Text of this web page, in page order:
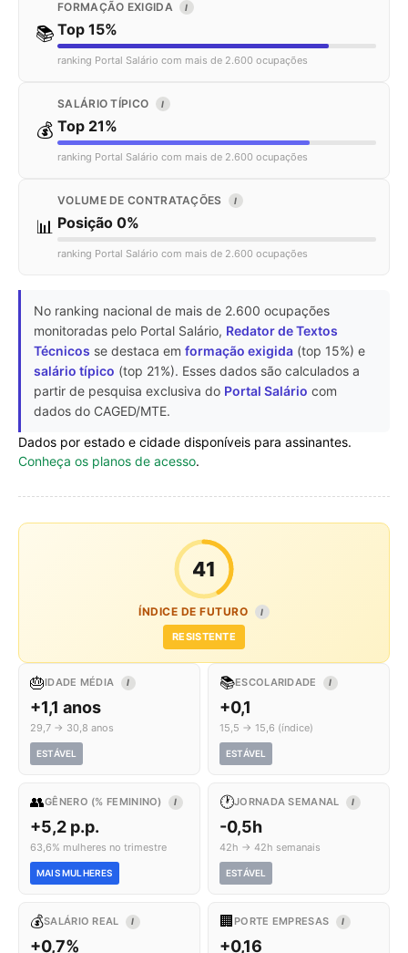
📚
FORMAÇÃO EXIGIDA I
Top 15%
ranking Portal Salário com mais de 2.600 ocupações
💰
SALÁRIO TÍPICO I
Top 21%
ranking Portal Salário com mais de 2.600 ocupações
📊
VOLUME DE CONTRATAÇÕES I
Posição 0%
ranking Portal Salário com mais de 2.600 ocupações
No ranking nacional de mais de 2.600 ocupações
monitoradas pelo Portal Salário, Redator de Textos
Técnicos se destaca em formação exigida (top 15%) e
salário típico (top 21%). Esses dados são calculados a
partir de pesquisa exclusiva do Portal Salário com
dados do CAGED/MTE.
Dados por estado e cidade disponíveis para assinantes.
Conheça os planos de acesso.
41
ÍNDICE DE FUTURO I
RESISTENTE
🎂IDADE MÉDIA I
+1,1 anos
29,7 → 30,8 anos
ESTÁVEL
📚ESCOLARIDADE I
+0,1
15,5 → 15,6 (índice)
ESTÁVEL
👥GÊNERO (% FEMININO) I
+5,2 p.p.
63,6% mulheres no trimestre
MAIS MULHERES
🕐JORNADA SEMANAL I
-0,5h
42h → 42h semanais
ESTÁVEL
💰SALÁRIO REAL I
+0,7%
🏢 PORTE EMPRESAS I
+0,16